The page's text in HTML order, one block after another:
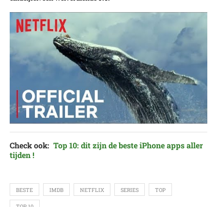
Check ook: Top 10: dit zijn de beste iPhone apps aller
tijden !
BESTE IMDB NETFLIX SERIES TOP